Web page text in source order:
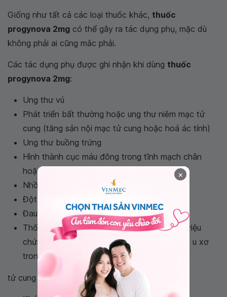
Giống như tất cả các loại thuốc khác, thuốc
progynova 2mg có thể gây ra tác dụng phụ, mặc dù
không phải ai cũng mắc phải.
Các tác dụng phụ được ghi nhận khi dùng thuốc
progynova 2mg:
Ung thư vú
Phát triển bất thường hoặc ung thư niêm mạc tử
cung (tăng sản nội mạc tử cung hoặc hoá ác tính)
Ung thư buồng trứng
Hình thành cục máu đông trong tĩnh mạch chân
hoặc phổi (huyết khối tĩnh mạch)
Nhồi máu cơ tim
Đột quỵ
Đau vú, căng hoặc to ra, tiết dịch vú
Thống kinh, thay đổi dịch tiết âm đạo, các triệu
chứng trước kỳ kinh nguyệt, tăng kích thước u xơ
trong
tử cung
×